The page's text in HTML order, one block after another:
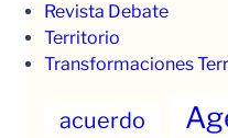
Revista Debate
Territorio
Transformaciones
acuerdo